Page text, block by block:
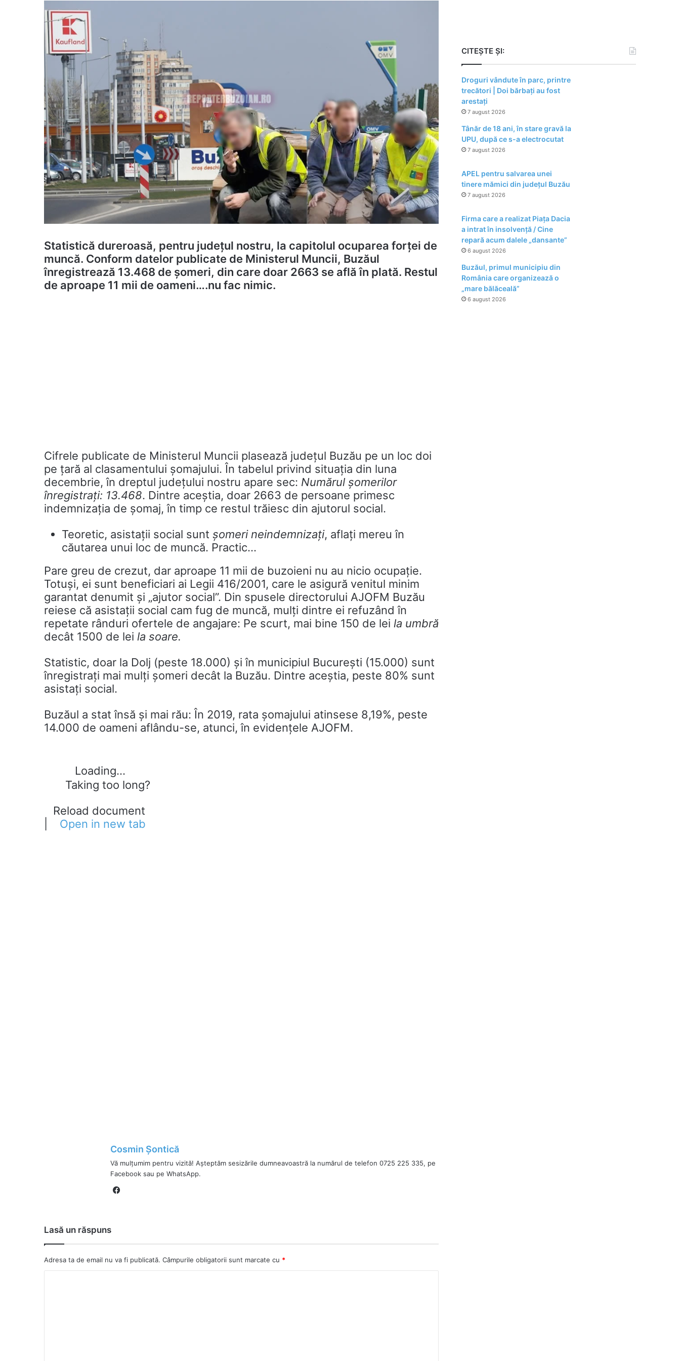
Statistică dureroasă, pentru județul nostru, la capitolul ocuparea forței de
muncă. Conform datelor publicate de Ministerul Muncii, Buzăul
înregistrează 13.468 de șomeri, din care doar 2663 se află în plată. Restul
de aproape 11 mii de oameni….nu fac nimic.
Cifrele publicate de Ministerul Muncii plasează județul Buzău pe un loc doi
pe țară al clasamentului șomajului. În tabelul privind situația din luna
decembrie, în dreptul județului nostru apare sec: Numărul șomerilor
înregistrați: 13.468. Dintre aceștia, doar 2663 de persoane primesc
indemnizația de șomaj, în timp ce restul trăiesc din ajutorul social.
Teoretic, asistații social sunt șomeri neindemnizați, aflați mereu în
căutarea unui loc de muncă. Practic…
Pare greu de crezut, dar aproape 11 mii de buzoieni nu au nicio ocupație.
Totuși, ei sunt beneficiari ai Legii 416/2001, care le asigură venitul minim
garantat denumit și „ajutor social”. Din spusele directorului AJOFM Buzău
reiese că asistații social cam fug de muncă, mulți dintre ei refuzând în
repetate rânduri ofertele de angajare: Pe scurt, mai bine 150 de lei la umbră
decât 1500 de lei la soare.
Statistic, doar la Dolj (peste 18.000) și în municipiul București (15.000) sunt
înregistrați mai mulți șomeri decât la Buzău. Dintre aceștia, peste 80% sunt
asistați social.
Buzăul a stat însă și mai rău: În 2019, rata șomajului atinsese 8,19%, peste
14.000 de oameni aflându-se, atunci, în evidențele AJOFM.
Loading...
Taking too long?
Reload document
Open in new tab
Cosmin Șontică
Vă mulțumim pentru vizită! Așteptăm sesizările dumneavoastră la numărul de telefon 0725 225 335, pe
Facebook sau pe WhatsApp.
Lasă un răspuns
Adresa ta de email nu va fi publicată. Câmpurile obligatorii sunt marcate cu *
CITEȘTE ȘI:
Droguri vândute în parc, printre
trecători | Doi bărbați au fost
arestați
7 august 2026
Tânăr de 18 ani, în stare gravă la
UPU, după ce s-a electrocutat
7 august 2026
APEL pentru salvarea unei
tinere mămici din județul Buzău
7 august 2026
Firma care a realizat Piața Dacia
a intrat în insolvență / Cine
repară acum dalele „dansante”
6 august 2026
Buzăul, primul municipiu din
România care organizează o
„mare bălăceală”
6 august 2026